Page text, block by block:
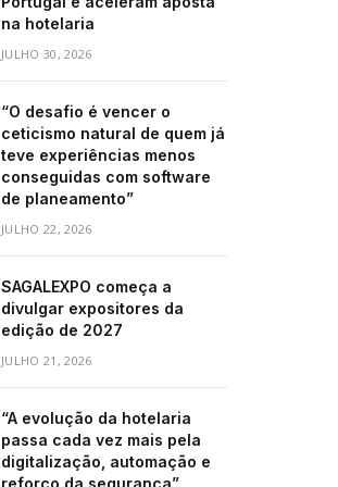
na hotelaria
JULHO 30, 2026
“O desafio é vencer o
ceticismo natural de quem já
teve experiências menos
conseguidas com software
de planeamento”
JULHO 22, 2026
SAGALEXPO começa a
divulgar expositores da
edição de 2027
JULHO 21, 2026
“A evolução da hotelaria
passa cada vez mais pela
digitalização, automação e
reforço da segurança”